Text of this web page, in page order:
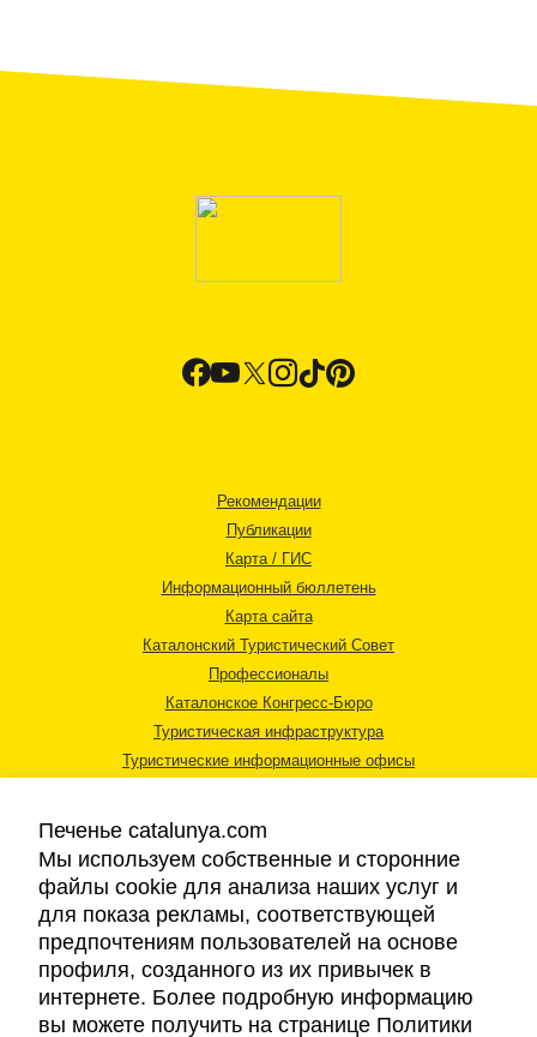
Рекомендации
Публикации
Карта / ГИС
Информационный бюллетень
Карта сайта
Каталонский Туристический Совет
Профессионалы
Каталонское Конгресс-Бюро
Туристическая инфраструктура
Туристические информационные офисы
Правовая информация
Cookies
Доступность
Печенье catalunya.com
Мы используем собственные и сторонние
файлы cookie для анализа наших услуг и
для показа рекламы, соответствующей
предпочтениям пользователей на основе
профиля, созданного из их привычек в
интернете. Более подробную информацию
вы можете получить на странице Политики